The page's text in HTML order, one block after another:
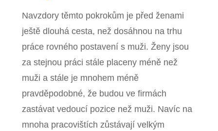
Navzdory těmto pokrokům je před ženami
ještě dlouhá cesta, než dosáhnou na trhu
práce rovného postavení s muži. Ženy jsou
za stejnou práci stále placeny méně než
muži a stále je mnohem méně
pravděpodobné, že budou ve firmách
zastávat vedoucí pozice než muži. Navíc na
mnoha pracovištích zůstávají velkým